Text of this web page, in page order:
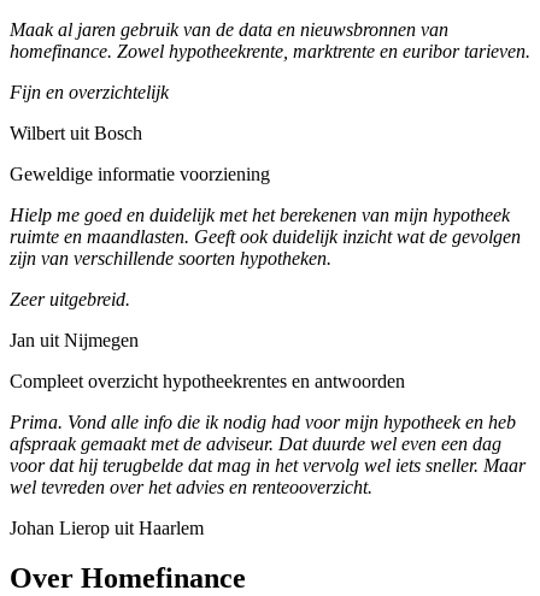
Maak al jaren gebruik van de data en nieuwsbronnen van
homefinance. Zowel hypotheekrente, marktrente en euribor tarieven.
Fijn en overzichtelijk
Wilbert uit Bosch
Geweldige informatie voorziening
Hielp me goed en duidelijk met het berekenen van mijn hypotheek
ruimte en maandlasten. Geeft ook duidelijk inzicht wat de gevolgen
zijn van verschillende soorten hypotheken.
Zeer uitgebreid.
Jan uit Nijmegen
Compleet overzicht hypotheekrentes en antwoorden
Prima. Vond alle info die ik nodig had voor mijn hypotheek en heb
afspraak gemaakt met de adviseur. Dat duurde wel even een dag
voor dat hij terugbelde dat mag in het vervolg wel iets sneller. Maar
wel tevreden over het advies en renteooverzicht.
Johan Lierop uit Haarlem
Over Homefinance